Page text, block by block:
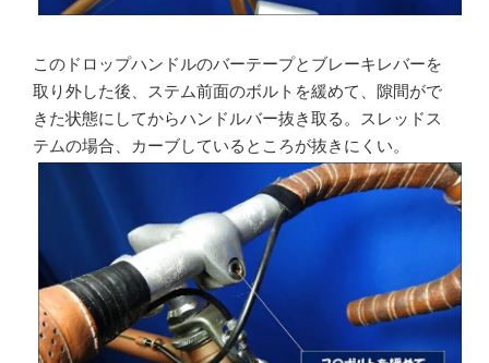
このドロップハンドルのバーテープとブレーキレバーを
取り外した後、ステム前面のボルトを緩めて、隙間がで
きた状態にしてからハンドルバー抜き取る。スレッドス
テムの場合、カーブしているところが抜きにくい。